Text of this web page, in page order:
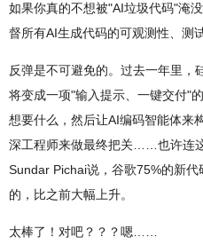
如果你真的不想被"AI垃圾代码"淹
督所有AI生成代码的可观测性、测
反弹是不可避免的。过去一年里，
将变成一项"输入提示、一键交付
想要什么，然后让AI编码智能体来
深工程师来做最终把关……也许连
Sundar Pichai说，谷歌75%的新
的，比之前大幅上升。
太棒了！对吧？？？嗯……